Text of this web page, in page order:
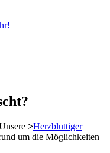
>Herzbluttiger
um die Möglichkeiten